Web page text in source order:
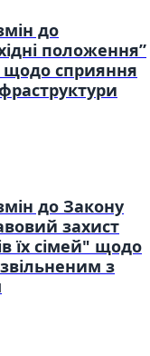
до
положення”
щодо сприяння
до Закону
захист
їх сімей" щодо
звільненим з